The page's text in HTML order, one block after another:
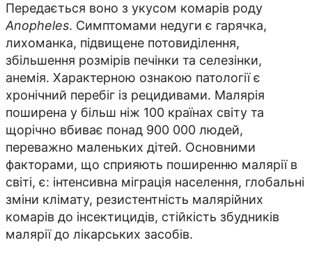
Передається воно з укусом комарів роду
Anopheles. Симптомами недуги є гарячка,
лихоманка, підвищене потовиділення,
збільшення розмірів печінки та селезінки,
анемія. Характерною ознакою патології є
хронічний перебіг із рецидивами. Малярія
поширена у більш ніж 100 країнах світу та
щорічно вбиває понад 900 000 людей,
переважно маленьких дітей. Основними
факторами, що сприяють поширенню малярії в
світі, є: інтенсивна міграція населення, глобальні
зміни клімату, резистентність малярійних
комарів до інсектицидів, стійкість збудників
малярії до лікарських засобів.